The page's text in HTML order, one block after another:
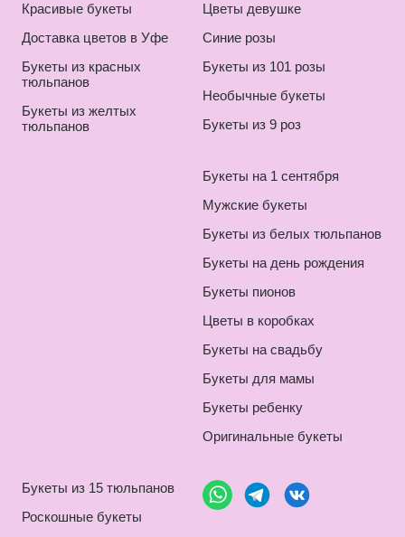
Красивые букеты
Доставка цветов в Уфе
Букеты из красных
тюльпанов
Букеты из желтых
тюльпанов
Цветы девушке
Синие розы
Букеты из 101 розы
Необычные букеты
Букеты из 9 роз
Букеты на 1 сентября
Мужские букеты
Букеты из белых тюльпанов
Букеты на день рождения
Букеты пионов
Цветы в коробках
Букеты на свадьбу
Букеты для мамы
Букеты ребенку
Оригинальные букеты
Букеты из 15 тюльпанов
Роскошные букеты